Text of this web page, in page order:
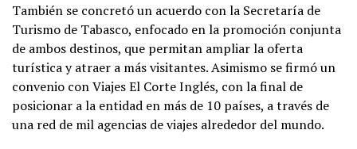
También se concretó un acuerdo con la Secretaría de
Turismo de Tabasco, enfocado en la promoción conjunta
de ambos destinos, que permitan ampliar la oferta
turística y atraer a más visitantes. Asimismo se firmó un
convenio con Viajes El Corte Inglés, con la final de
posicionar a la entidad en más de 10 países, a través de
una red de mil agencias de viajes alrededor del mundo.